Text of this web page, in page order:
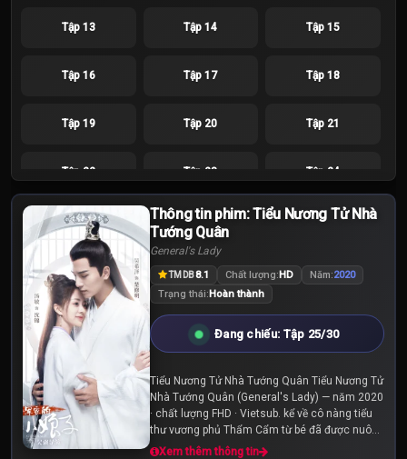
Tập 13 Tập 14 Tập 15
Tập 16 Tập 17 Tập 18
Tập 19 Tập 20 Tập 21
Tập 22 Tập 23 Tập 24
Tập 25 Tập 26 Tập 27
Tập 28 Tập 29 Tập 30
Thông tin phim: Tiểu Nương Tử Nhà
Tướng Quân
General's Lady
TMDB8.1 Chất lượng:HD Năm:2020
Trạng thái:Hoàn thành
Đang chiếu: Tập 25/30
Tiểu Nương Tử Nhà Tướng Quân Tiểu Nương Tử
Nhà Tướng Quân (General's Lady) — năm 2020
· chất lượng FHD · Vietsub. kể về cô nàng tiểu
thư vương phủ Thẩm Cẩm từ bé đã được nuông
chiều bảo bọc trong phủ, nhưng lại bị hoàng
Xem thêm thông tin